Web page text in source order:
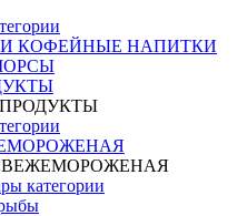
КОФЕЙНЫЕ НАПИТКИ
категории